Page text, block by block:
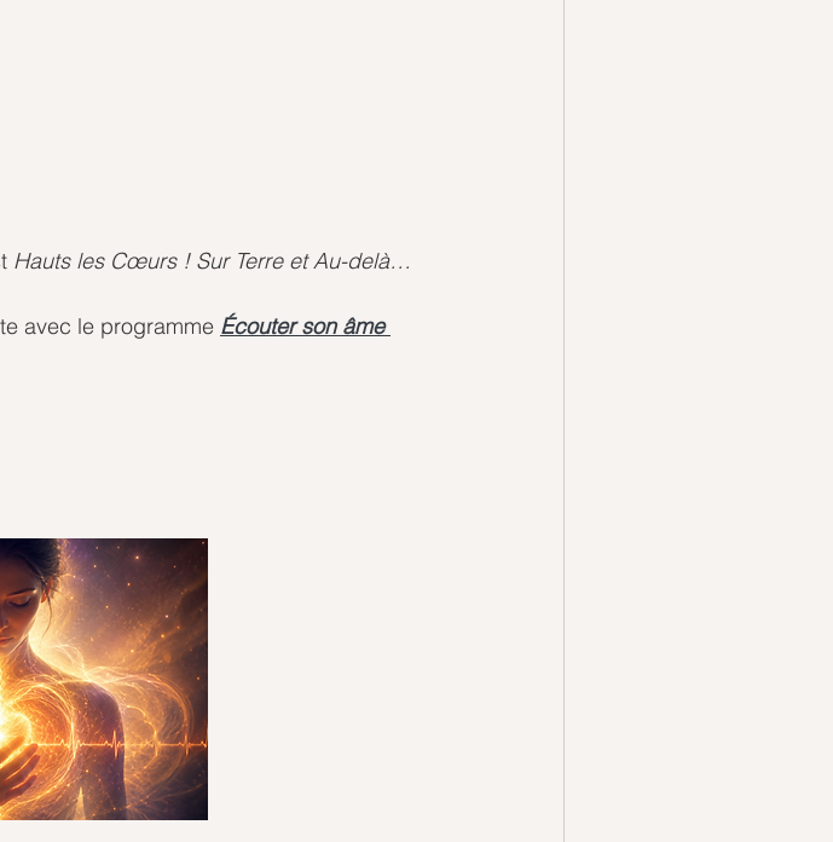
Hauts les Cœurs ! Sur Terre et Au-delà…
avec le programme Écouter son âme